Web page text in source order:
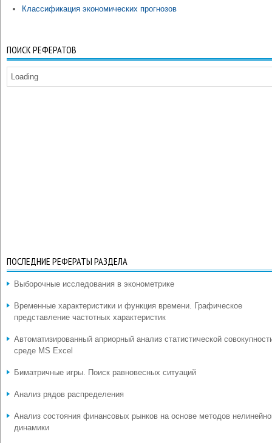
Классификация экономических прогнозов
ПОИСК РЕФЕРАТОВ
Loading
ПОСЛЕДНИЕ РЕФЕРАТЫ РАЗДЕЛА
Выборочные исследования в эконометрике
Временные характеристики и функция времени. Графическое
представление частотных характеристик
Автоматизированный априорный анализ статистической
среде MS Excel
Биматричные игры. Поиск равновесных ситуаций
Анализ рядов распределения
Анализ состояния финансовых рынков на основе методов
динамики